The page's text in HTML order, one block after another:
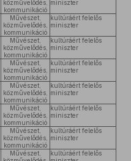
közművelődés,
kommunikáció
miniszter
Művészet,
közművelődés,
kommunikáció
kultúráért felelős
miniszter
Művészet,
közművelődés,
kommunikáció
kultúráért felelős
miniszter
Művészet,
közművelődés,
kommunikáció
kultúráért felelős
miniszter
Művészet,
közművelődés,
kommunikáció
kultúráért felelős
miniszter
Művészet,
közművelődés,
kommunikáció
kultúráért felelős
miniszter
Művészet,
közművelődés,
kommunikáció
kultúráért felelős
miniszter
Művészet,
kultúráért felelős